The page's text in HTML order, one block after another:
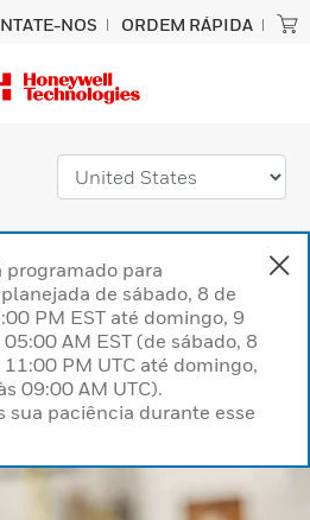
NOS ORDEM RÁPIDA
programado para
de sábado, 8 de
PM EST até domingo, 9
AM EST (de sábado, 8
11:00 PM UTC até domingo,
09:00 AM UTC).
sua paciência durante esse